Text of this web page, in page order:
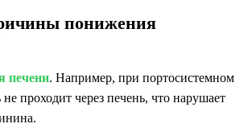
понижения
печени. Например, при портосистемном
проходит через печень, что нарушает